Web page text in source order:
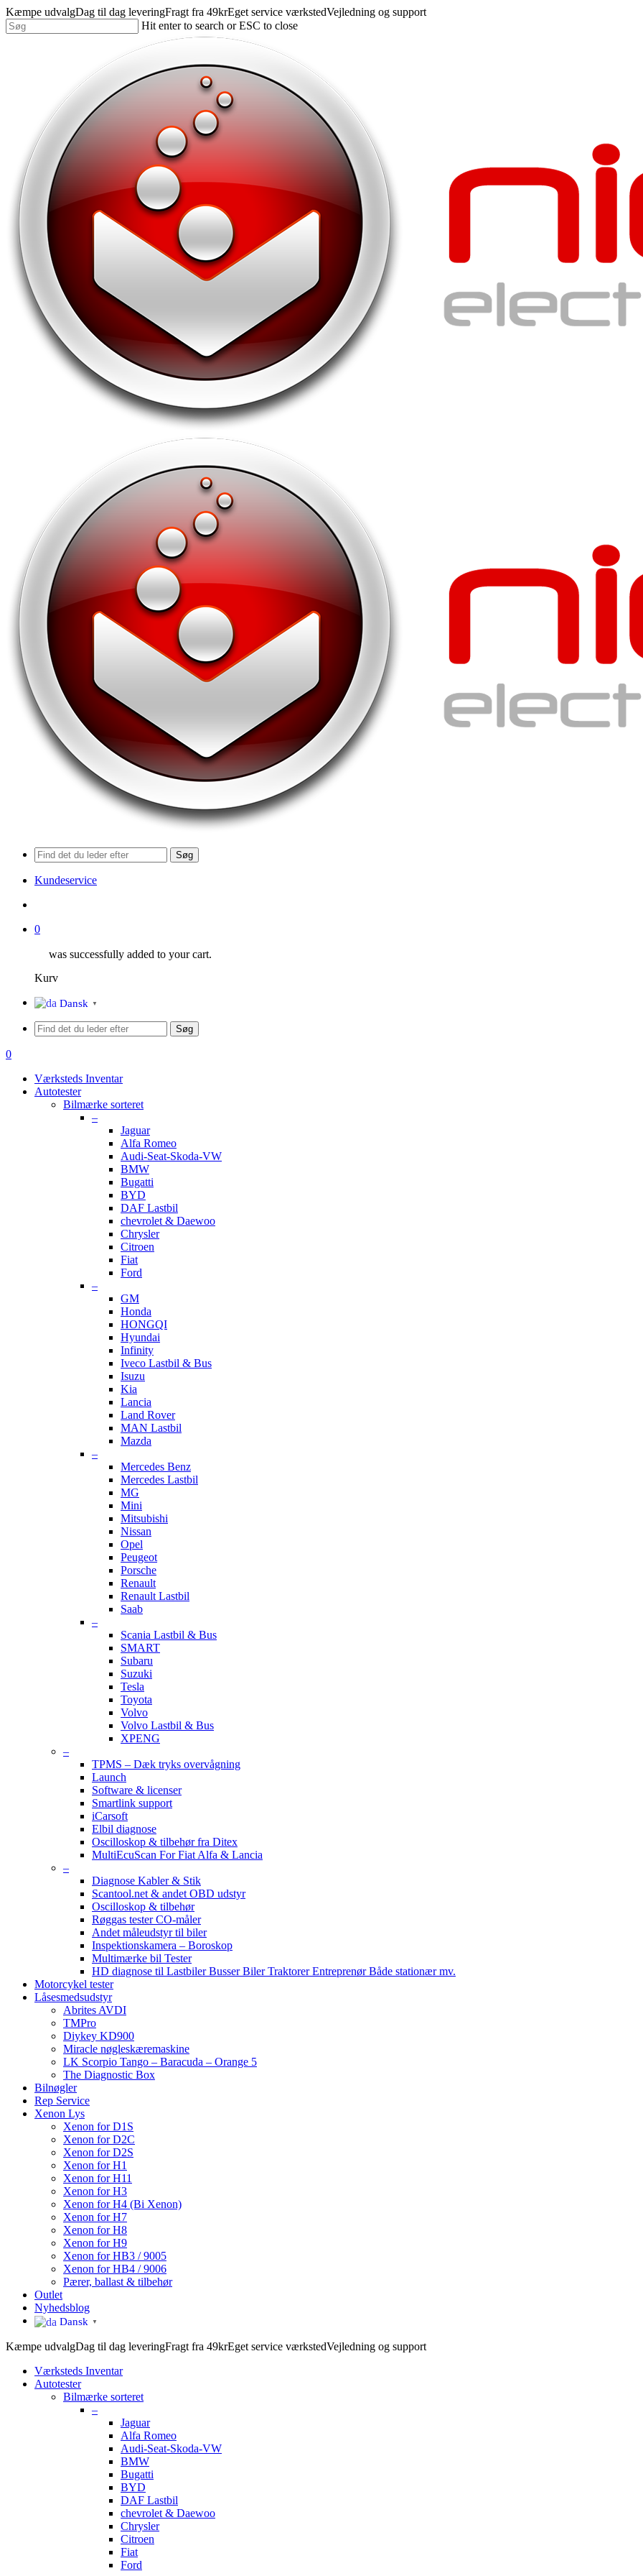
Skip
to
main
Kæmpe udvalgDag til dag leveringFragt fra 49krEget service værkstedVejledning og support
Hit enter to search or ESC to close
Søg
Kundeservice
0
was successfully added to your cart.
Kurv
Menu
Dansk ▼
Søg
search
0
Værksteds Inventar
Autotester
Bilmærke sorteret
–
Jaguar
Alfa Romeo
Audi-Seat-Skoda-VW
BMW
Bugatti
BYD
DAF Lastbil
chevrolet & Daewoo
Chrysler
Citroen
Fiat
Ford
–
GM
Honda
HONGQI
Hyundai
Infinity
Iveco Lastbil & Bus
Isuzu
Kia
Lancia
Land Rover
MAN Lastbil
Mazda
–
Mercedes Benz
Mercedes Lastbil
MG
Mini
Mitsubishi
Nissan
Opel
Peugeot
Porsche
Renault
Renault Lastbil
Saab
–
Scania Lastbil & Bus
SMART
Subaru
Suzuki
Tesla
Toyota
Volvo
Volvo Lastbil & Bus
XPENG
–
TPMS – Dæk tryks overvågning
Launch
Software & licenser
Smartlink support
iCarsoft
Elbil diagnose
Oscilloskop & tilbehør fra Ditex
MultiEcuScan For Fiat Alfa & Lancia
–
Diagnose Kabler & Stik
Scantool.net & andet OBD udstyr
Oscilloskop & tilbehør
Røggas tester CO-måler
Andet måleudstyr til biler
Inspektionskamera – Boroskop
Multimærke bil Tester
HD diagnose til Lastbiler Busser Biler Traktorer Entreprenør Både stationær mv.
Motorcykel tester
Låsesmedsudstyr
Abrites AVDI
TMPro
Diykey KD900
Miracle nøgleskæremaskine
LK Scorpio Tango – Baracuda – Orange 5
The Diagnostic Box
Bilnøgler
Rep Service
Xenon Lys
Xenon for D1S
Xenon for D2C
Xenon for D2S
Xenon for H1
Xenon for H11
Xenon for H3
Xenon for H4 (Bi Xenon)
Xenon for H7
Xenon for H8
Xenon for H9
Xenon for HB3 / 9005
Xenon for HB4 / 9006
Pærer, ballast & tilbehør
Outlet
Nyhedsblog
Dansk ▼
Kæmpe udvalgDag til dag leveringFragt fra 49krEget service værkstedVejledning og support
Værksteds Inventar
Autotester
Bilmærke sorteret
–
Jaguar
Alfa Romeo
Audi-Seat-Skoda-VW
BMW
Bugatti
BYD
DAF Lastbil
chevrolet & Daewoo
Chrysler
Citroen
Fiat
Ford